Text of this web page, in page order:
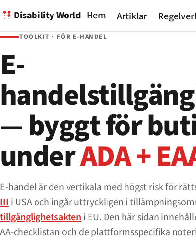
Disability World Hem Artiklar
TOOLKIT · FÖR E-HANDEL
E-
— byggt för
underADA +
E-handel är den vertikala med högst risk för
IIIi USA och ingår uttryckligen i
tillgänglighetsakteni EU. Den här sidan
AA-checklistan och de plattformsspecifika